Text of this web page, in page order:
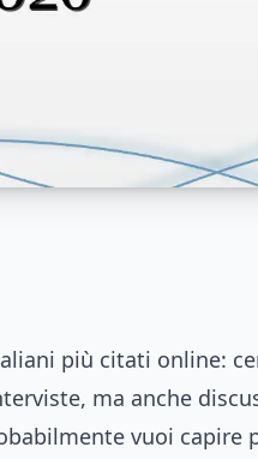
più citati online:
ma anche
vuoi capire